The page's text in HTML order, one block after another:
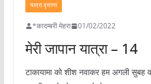
यात्रा वृत्तान्त
*कादम्बरी मेहरा 01/02/2022
मेरी जापान यात्रा – 14
टाकायामा को शीश नवाकर हम अगली सुबह